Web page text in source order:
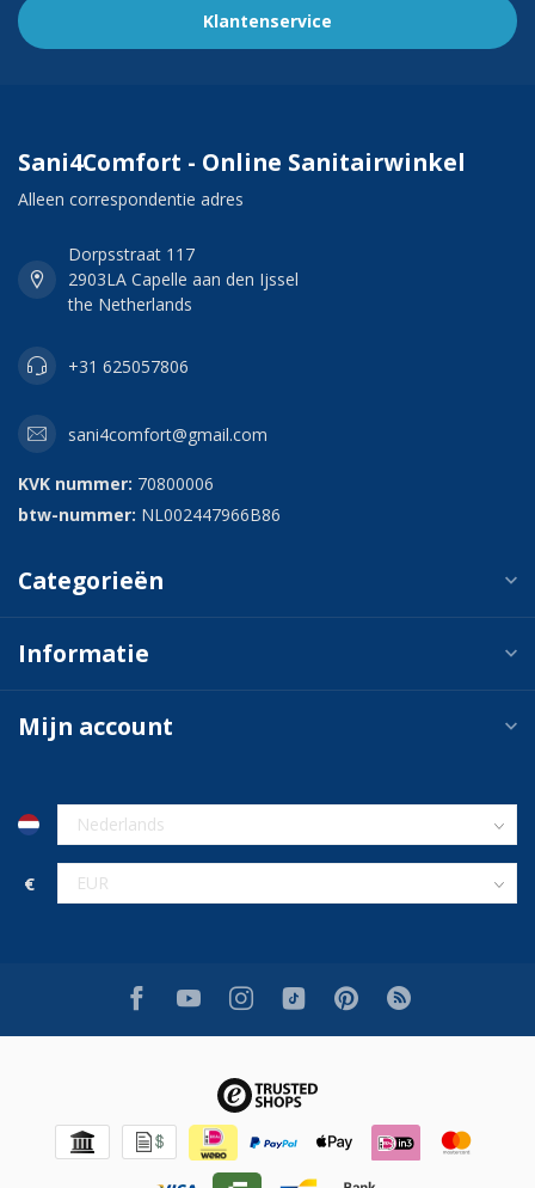
Klantenservice
Sani4Comfort - Online Sanitairwinkel
Alleen correspondentie adres
Dorpsstraat 117
2903LA Capelle aan den Ijssel
the Netherlands
+31 625057806
sani4comfort@gmail.com
KVK nummer: 70800006
btw-nummer: NL002447966B86
Categorieën
Informatie
Mijn account
€